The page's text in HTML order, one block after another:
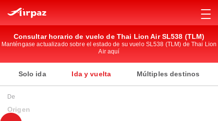
Consultar horario de vuelo de Thai Lion Air SL538 (TLM)
Manténgase actualizado sobre el estado de su vuelo SL538 (TLM) de Thai Lion
Air aquí
Solo ida Ida y vuelta Múltiples destinos
De
Origen